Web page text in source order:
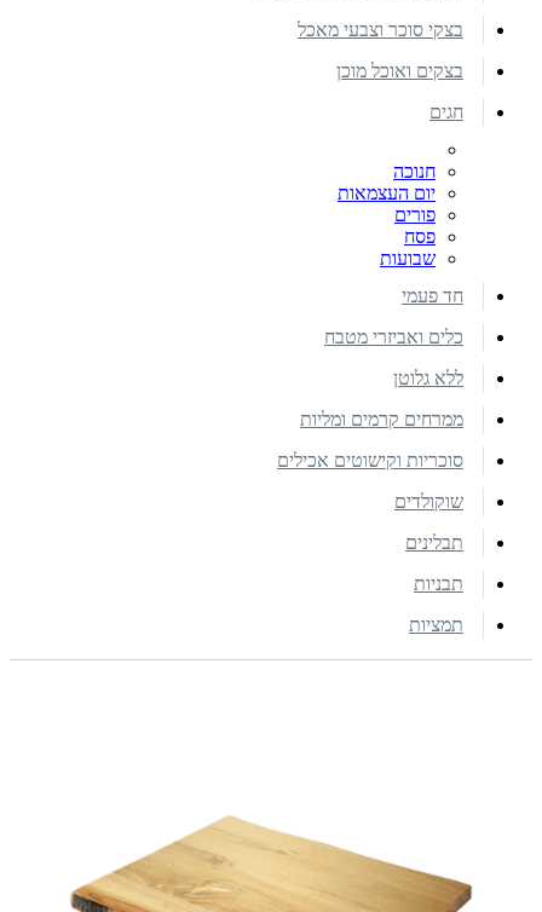
בצקי סוכר וצבעי מאכל
בצקים ואוכל מוכן
חגים
חנוכה
יום העצמאות
פורים
פסח
שבועות
חד פעמי
כלים ואביזרי מטבח
ללא גלוטן
ממרחים קרמים ומליות
סוכריות וקישוטים אכילים
שוקולדים
תבלינים
תבניות
תמציות